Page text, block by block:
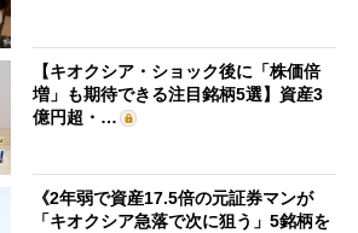
【キオクシア・ショック後に「株価倍
増」も期待できる注目銘柄5選】資産3
億円超・…
《2年弱で資産17.5倍の元証券マンが
「キオクシア急落で次に狙う」5銘柄を